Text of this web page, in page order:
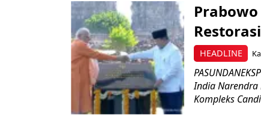
HEADLINE
India Narendra
Kompleks